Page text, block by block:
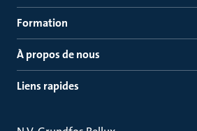
Formation
À propos de nous
Liens rapides